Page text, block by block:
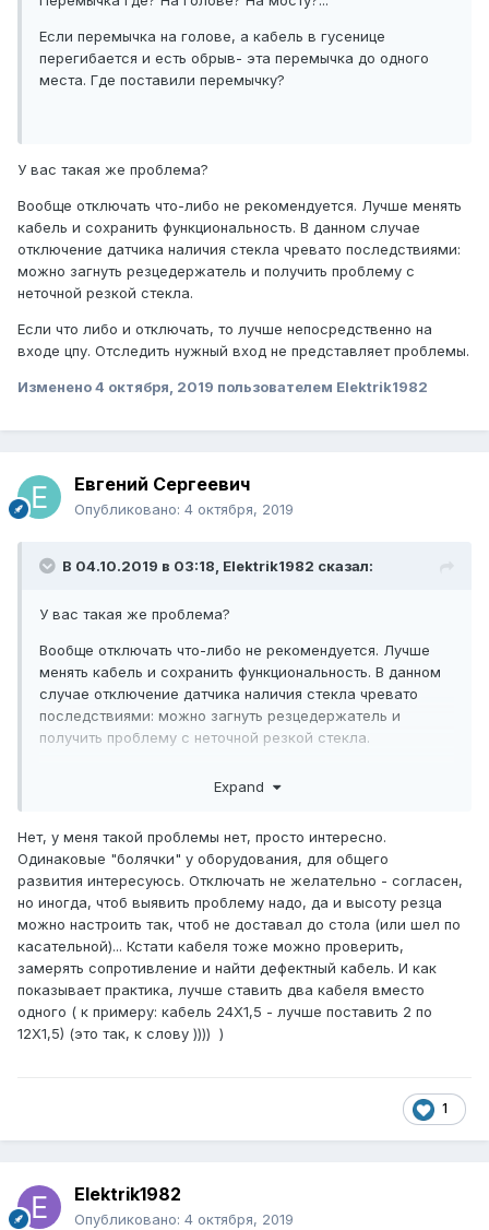
Если перемычка на голове, а кабель в гусенице
перегибается и есть обрыв- эта перемычка до одного
места. Где поставили перемычку?
У вас такая же проблема?
Вообще отключать что-либо не рекомендуется. Лучше менять
кабель и сохранить функциональность. В данном случае
отключение датчика наличия стекла чревато последствиями:
можно загнуть резцедержатель и получить проблему с
неточной резкой стекла.
Если что либо и отключать, то лучше непосредственно на
входе цпу. Отследить нужный вход не представляет проблемы.
Изменено4 октября, 2019 пользователем Elektrik1982
Евгений Сергеевич
Опубликовано: 4 октября, 2019
В 04.10.2019 в 03:18, Elektrik1982 сказал:
У вас такая же проблема?
Вообще отключать что-либо не рекомендуется. Лучше
менять кабель и сохранить функциональность. В данном
случае отключение датчика наличия стекла чревато
последствиями: можно загнуть резцедержатель и
получить проблему с неточной резкой стекла.
входе цпу. Отследить нужный вход не представляет
Expand
Нет, у меня такой проблемы нет, просто интересно.
Одинаковые "болячки" у оборудования, для общего
развития интересуюсь. Отключать не желательно - согласен,
но иногда, чтоб выявить проблему надо, да и высоту резца
можно настроить так, чтоб не доставал до стола (или шел по
касательной)... Кстати кабеля тоже можно проверить,
замерять сопротивление и найти дефектный кабель. И как
показывает практика, лучше ставить два кабеля вместо
одного ( к примеру: кабель 24Х1,5 - лучше поставить 2 по
12Х1,5) (это так, к слову )))) )
1
Elektrik1982
Опубликовано: 4 октября, 2019